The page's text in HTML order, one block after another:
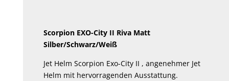
Scorpion EXO-City II Riva Matt
Silber/Schwarz/Weiß
Jet Helm Scorpion Exo-City II , angenehmer Jet
Helm mit hervorragenden Ausstattung.